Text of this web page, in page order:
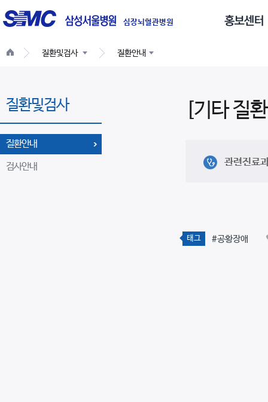
심장뇌혈관병원
글
로
네
이
션
질환및검사 질환안내
질환및검사
질환안내
검사안내
[기타 질
관련진료
태그 #공황장애